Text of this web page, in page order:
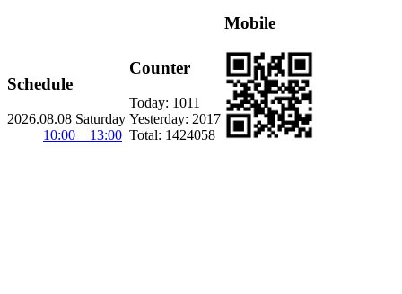
Schedule
2026.08.08 Saturday
10:00 13:00
Counter
Today: 1011
Yesterday: 2017
Total: 1424058
Mobile